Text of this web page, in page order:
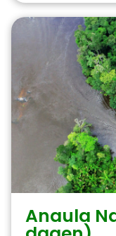
Anaula